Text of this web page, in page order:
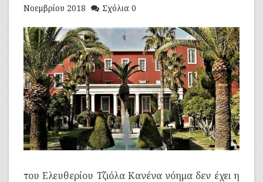
Νοεμβρίου 2018
Σχόλια 0
του Ελευθερίου Τζιόλα Κανένα νόημα δεν έχει η